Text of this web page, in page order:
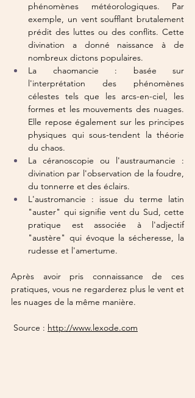
phénomènes météorologiques. Par
exemple, un vent soufflant brutalement
prédit des luttes ou des conflits. Cette
divination a donné naissance à de
nombreux dictons populaires.
La chaomancie : basée sur
l'interprétation des phénomènes
célestes tels que les arcs-en-ciel, les
formes et les mouvements des nuages.
Elle repose également sur les principes
physiques qui sous-tendent la théorie
du chaos.
La céranoscopie ou l'austraumancie :
divination par l'observation de la foudre,
du tonnerre et des éclairs.
L'austromancie : issue du terme latin
"auster" qui signifie vent du Sud, cette
pratique est associée à l'adjectif
"austère" qui évoque la sécheresse, la
rudesse et l'amertume.
Après avoir pris connaissance de ces
pratiques, vous ne regarderez plus le vent et
les nuages de la même manière.
Source : http://www.lexode.com